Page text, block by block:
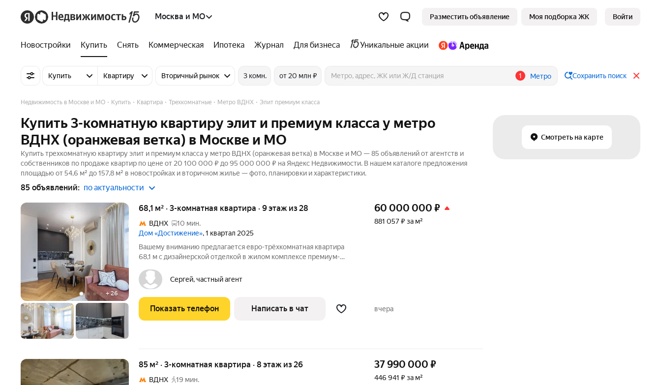
Москва и МО Разместить объявление Моя подборка ЖК Войти
Новостройки Купить Снять Коммерческая Ипотека Журнал Для бизнеса Уникальные акции
Купить Квартиру Вторичный рынок 3 комн. от 20 млн ₽ 1 Метро Сохранить поиск
Смотреть на карте
Недвижимость в Москве и МО Купить Квартира Трехкомнатные Метро ВДНХ Элит премиум класса
Купить 3-комнатную квартиру элит и премиум класса у метро
ВДНХ (оранжевая ветка) в Москве и МО
Купить трехкомнатную квартиру элит и премиум класса у метро ВДНХ (оранжевая ветка) в Москве и МО — 85 объявлений от агентств и
собственников по продаже квартир по цене от 20 100 000 ₽ до 95 000 000 ₽ на Яндекс Недвижимости. В нашем каталоге предложения
площадью от 54,6 м² до 157,8 м² в новостройках и вторичном жилье — фото, планировки и характеристики.
85 объявлений: по актуальности
+ 26
68,1 м² · 3-комнатная квартира · 9 этаж из 28
ВДНХ
10 мин.
Дом «Достижение», 1 квартал 2025
Вашему вниманию предлагается евро-трёхкомнатная квартира
68,1 м с дизайнерской отделкой в жилом комплексе премиум-
пространство современной комфортной жизни. Формат «Заезжай
и живи». Квартира, в
Сергей, частный агент
60 000 000 ₽
881 057 ₽ за м²
Показать телефон Написать в чат вчера
85 м² · 3-комнатная квартира · 8 этаж из 26
ВДНХ
19 мин.
37 990 000 ₽
446 941 ₽ за м²